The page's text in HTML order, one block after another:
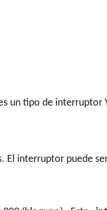
un tipo de interruptor
interruptor puede